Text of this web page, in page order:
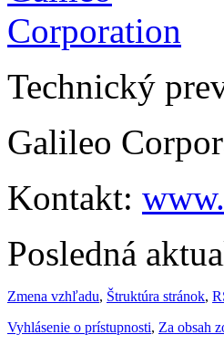
Technický
Galileo
Kontakt:
Posledná
Zmena vzhľadu, Štruktúra stránok,
Vyhlásenie o prístupnosti, Za obsah